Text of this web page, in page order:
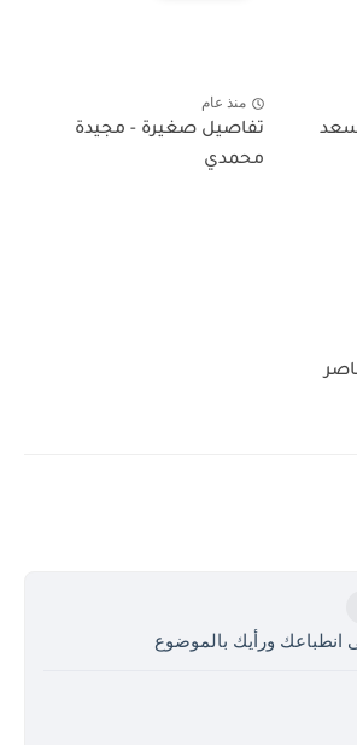
منذ عام
تفاصيل صغيرة - مجيدة
محمدي
انطباعك ورأيك بالموضوع